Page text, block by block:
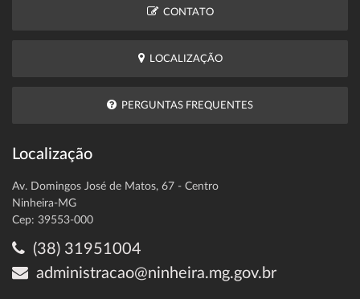
CONTATO
LOCALIZAÇÃO
PERGUNTAS FREQUENTES
Localização
Av. Domingos José de Matos, 67 - Centro
Ninheira-MG
Cep: 39553-000
(38) 31951004
administracao@ninheira.mg.gov.br